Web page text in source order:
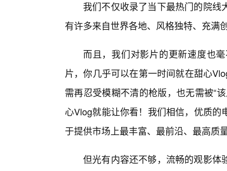
我们不仅收录了当下最热门的院
有许多来自世界各地、风格独特、充满
而且，我们对影片的更新速度也
片，你几乎可以在第一时间就在甜心
需再忍受模糊不清的枪版，也无需被“
心Vlog就能让你看！我们相信，优质
于提供市场上最丰富、最前沿、最高质
但光有内容还不够，流畅的观影体